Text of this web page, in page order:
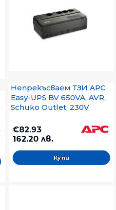
Непрекъсваем ТЗИ APC
Easy-UPS BV 650VA, AVR,
Schuko Outlet, 230V
€82.93
162.20 лв.